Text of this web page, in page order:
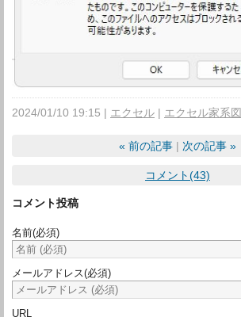
2024/01/10 19:15 エクセル エクセル家系図
« 前の記事 次の記事 »
コメント(43)
コメント投稿
名前(必須)
メールアドレス(必須)
URL